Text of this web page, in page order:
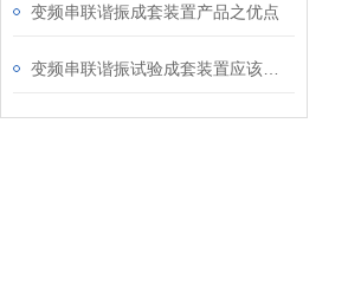
变频串联谐振成套装置产品之优点